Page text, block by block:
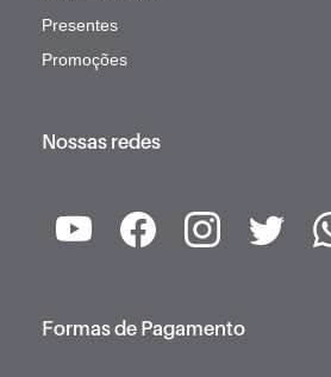
Presentes
Promoções
Nossas redes
Formas de Pagamento